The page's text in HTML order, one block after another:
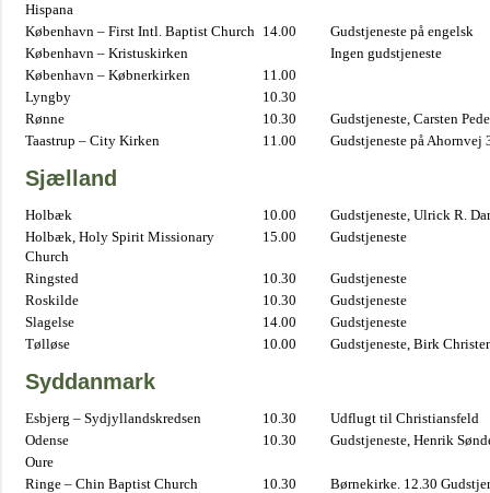
Hispana
København – First Intl. Baptist Church 14.00
Gudstjeneste på engelsk
København – Kristuskirken
Ingen gudstjeneste
København – Købnerkirken
11.00
Lyngby
10.30
Rønne
10.30
Gudstjeneste, Carsten
Taastrup – City Kirken
11.00 Gudstjeneste på Ahornvej
Sjælland
Holbæk 10.00
Gudstjeneste, Ulrick R.
Holbæk, Holy Spirit Missionary
Church
15.00 Gudstjeneste
Ringsted 10.30
Gudstjeneste
Roskilde
10.30
Gudstjeneste
Slagelse
14.00
Gudstjeneste
Tølløse
10.00 Gudstjeneste, Birk
Syddanmark
Esbjerg – Sydjyllandskredsen 10.30
Udflugt til Christiansfeld
Odense
10.30
Gudstjeneste, Henrik
Oure
Ringe – Chin Baptist Church
10.30
Børnekirke. 12.30